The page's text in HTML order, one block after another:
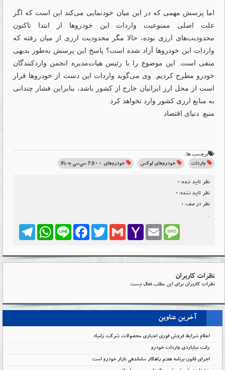
اما پرسش مهمی که در این میان خودنمایی می‌‌‌کند این است که اگر
علت‌‌‌ اصلی ممنوعیت واردات این خودروها از ابتدا تاکنون
محدودیت‌‌‌های ارزی بوده، حالا مگر محدودیت ارزی از میان رفته که
واردات این خودروها آزاد شده است؟ پاسخ این پرسش به‌طور بدیهی
منفی است. این موضوع را با رئیس هیات‌مدیره انجمن واردکنندگان
خودرو مطرح کردیم. وی می‌گوید واردات این دست از خودروها قرار
است از محل ارز ایرانیان خارج از کشور باشد، بنابراین فشار چندانی
به منابع ارزی کشور وارد نخواهد کرد.
منبع: دنیای اقتصاد
برچسب ها:
واردات
خودروهای لوکس خودروهای ۲۵۰۰ سی‌سی به بالا
نظر تایید شده:0
نظر تایید نشده:0
نظر در صف:0
TelegramWhatsApp LineFacebook Twitter Gmail
Yahoo
Email Message
نظرات کاربران
نظرات کاربران برای این مطلب فعال نیست
آخرین عناوین
اعلام شرایط فروش فوری اعتباری محصولات شرکت زامیاد
رانت میلیاردی واردات خودرو
اجرای قانون برنامه هفتم راهکار ساماندهی بازار خودرو است